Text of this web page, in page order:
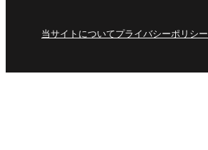
当サイトについてプライバシーポリシー